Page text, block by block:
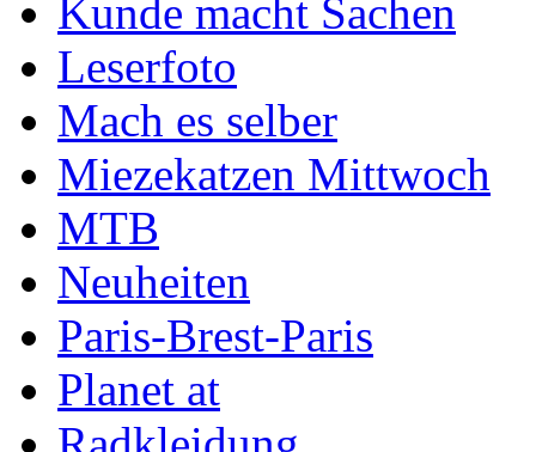
Kunde macht Sachen
Leserfoto
Mach es selber
Miezekatzen Mittwoch
MTB
Neuheiten
Paris-Brest-Paris
Planet at